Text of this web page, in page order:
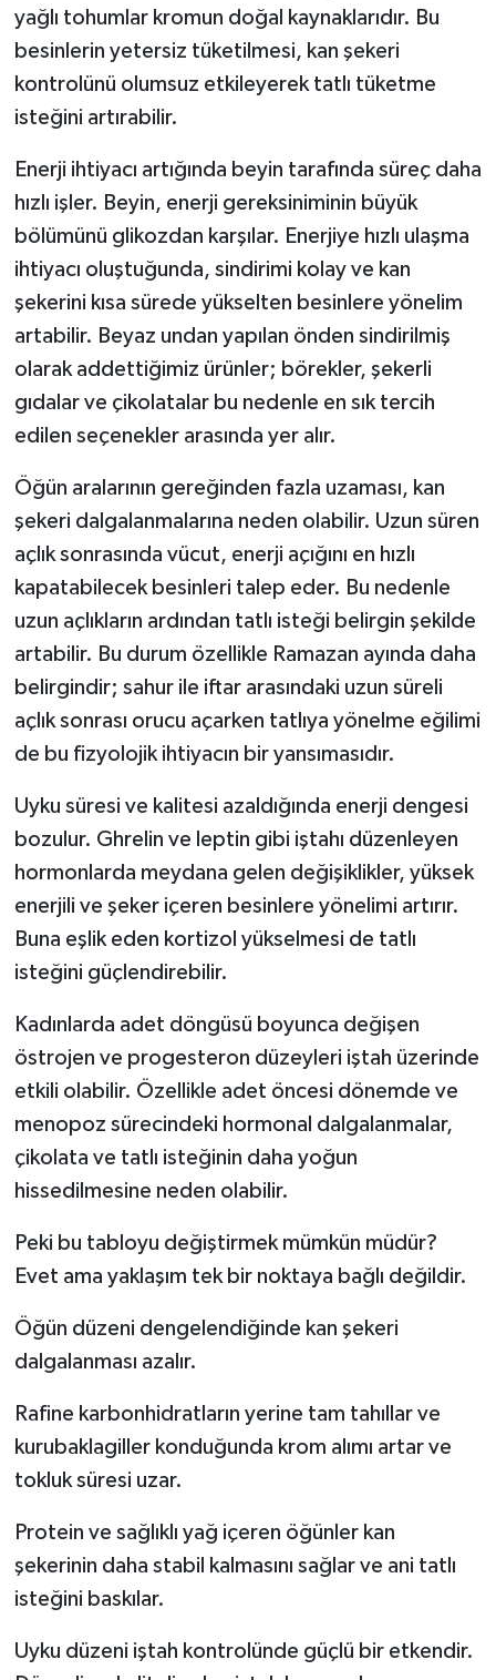
yağlı tohumlar kromun doğal kaynaklarıdır. Bu
besinlerin yetersiz tüketilmesi, kan şekeri
kontrolünü olumsuz etkileyerek tatlı tüketme
isteğini artırabilir.
Enerji ihtiyacı artığında beyin tarafında süreç daha
hızlı işler. Beyin, enerji gereksiniminin büyük
bölümünü glikozdan karşılar. Enerjiye hızlı ulaşma
ihtiyacı oluştuğunda, sindirimi kolay ve kan
şekerini kısa sürede yükselten besinlere yönelim
artabilir. Beyaz undan yapılan önden sindirilmiş
olarak addettiğimiz ürünler; börekler, şekerli
gıdalar ve çikolatalar bu nedenle en sık tercih
edilen seçenekler arasında yer alır.
Öğün aralarının gereğinden fazla uzaması, kan
şekeri dalgalanmalarına neden olabilir. Uzun süren
açlık sonrasında vücut, enerji açığını en hızlı
kapatabilecek besinleri talep eder. Bu nedenle
uzun açlıkların ardından tatlı isteği belirgin şekilde
artabilir. Bu durum özellikle Ramazan ayında daha
belirgindir; sahur ile iftar arasındaki uzun süreli
açlık sonrası orucu açarken tatlıya yönelme eğilimi
de bu fizyolojik ihtiyacın bir yansımasıdır.
Uyku süresi ve kalitesi azaldığında enerji dengesi
bozulur. Ghrelin ve leptin gibi iştahı düzenleyen
hormonlarda meydana gelen değişiklikler, yüksek
enerjili ve şeker içeren besinlere yönelimi artırır.
Buna eşlik eden kortizol yükselmesi de tatlı
isteğini güçlendirebilir.
Kadınlarda adet döngüsü boyunca değişen
östrojen ve progesteron düzeyleri iştah üzerinde
etkili olabilir. Özellikle adet öncesi dönemde ve
menopoz sürecindeki hormonal dalgalanmalar,
çikolata ve tatlı isteğinin daha yoğun
hissedilmesine neden olabilir.
Peki bu tabloyu değiştirmek mümkün müdür?
Evet ama yaklaşım tek bir noktaya bağlı değildir.
Öğün düzeni dengelendiğinde kan şekeri
dalgalanması azalır.
Rafine karbonhidratların yerine tam tahıllar ve
kurubaklagiller konduğunda krom alımı artar ve
tokluk süresi uzar.
Protein ve sağlıklı yağ içeren öğünler kan
şekerinin daha stabil kalmasını sağlar ve ani tatlı
isteğini baskılar.
Uyku düzeni iştah kontrolünde güçlü bir etkendir.